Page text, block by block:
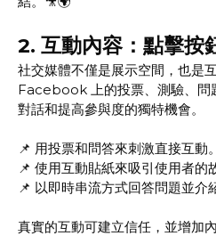
2. 互動內容：點擊按
社交媒體不僅是展示空間，也是
Facebook 上的投票、測驗、問
對話和提高參與度的獨特機會。
📌 用投票和問答來刺激直接互動。
📌 使用互動貼紙來吸引使用者的
📌 以即時串流方式回答問題並介
真實的互動可建立信任，並增加